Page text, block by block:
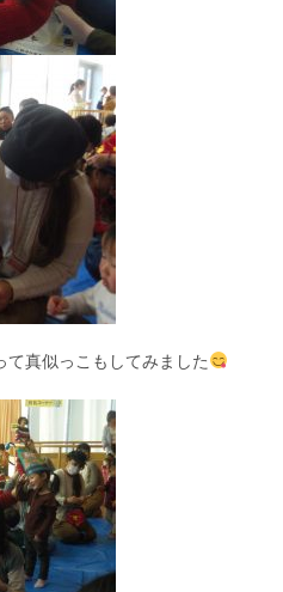
て真似っこもしてみました